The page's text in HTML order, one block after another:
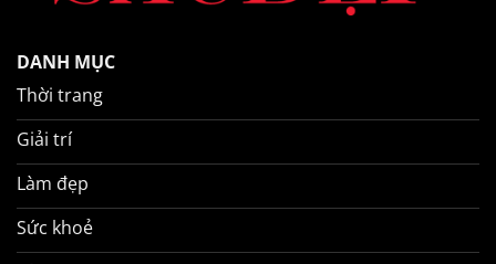
DANH MỤC
Thời trang
Giải trí
Làm đẹp
Sức khoẻ